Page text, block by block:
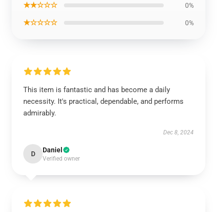
★★☆☆☆ 0%
★☆☆☆☆ 0%
This item is fantastic and has become a daily
necessity. It's practical, dependable, and performs
admirably.
Dec 8, 2024
D Daniel
Verified owner